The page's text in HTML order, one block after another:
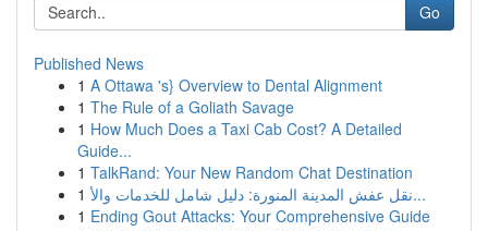
Go
Published News
1 A Ottawa 's} Overview to Dental Alignment
1 The Rule of a Goliath Savage
1 How Much Does a Taxi Cab Cost? A Detailed
Guide...
1 TalkRand: Your New Random Chat Destination
1
نقل عفش المدينة المنورة: دليل شامل للخدمات والأ...
1 Ending Gout Attacks: Your Comprehensive Guide